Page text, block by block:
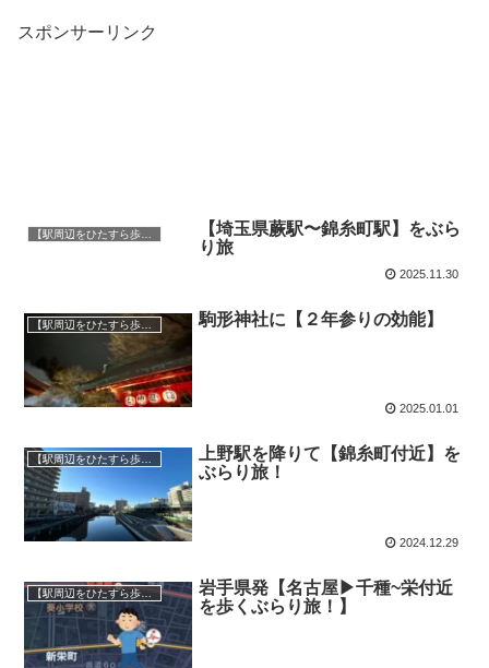
スポンサーリンク
【埼玉県蕨駅〜錦糸町駅】をぶら
り旅
2025.11.30
駒形神社に【２年参りの効能】
2025.01.01
【駅周辺をひたすら歩く】ぶらり旅
上野駅を降りて【錦糸町付近】を
ぶらり旅！
2024.12.29
【駅周辺をひたすら歩く】ぶらり旅
岩手県発【名古屋▶︎千種~栄付近
を歩くぶらり旅！】